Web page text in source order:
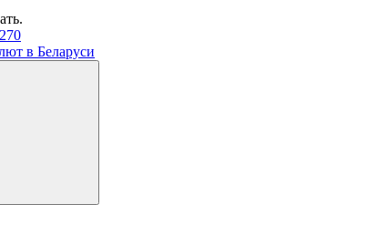
в Беларуси